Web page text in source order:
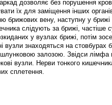
дозволяє без порушення
їх для заміщення інших
брижових вену, наступну у брижі
слідують за брижі,
у вузлах брижі, потім
вузли знаходяться на
залозою. Звідси лімфа
вузли. Нерви тонкого
сплетення.